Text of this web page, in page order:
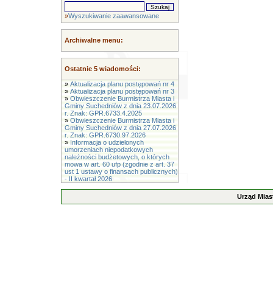
»Wyszukiwanie zaawansowane
Archiwalne menu:
Ostatnie 5 wiadomości:
» Aktualizacja planu postępowań nr 4
» Aktualizacja planu postępowań nr 3
» Obwieszczenie Burmistrza Miasta i
Gminy Suchedniów z dnia 23.07.2026
r. Znak: GPR.6733.4.2025
» Obwieszczenie Burmistrza Miasta i
Gminy Suchedniów z dnia 27.07.2026
r. Znak: GPR.6730.97.2026
» Informacja o udzielonych
umorzeniach niepodatkowych
należności budżetowych, o których
mowa w art. 60 ufp (zgodnie z art. 37
ust 1 ustawy o finansach publicznych)
- II kwartał 2026
Urząd